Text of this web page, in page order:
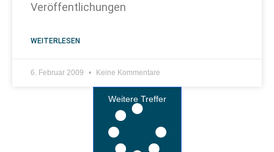
Veröffentlichungen
WEITERLESEN
6. Februar 2009 Keine Kommentare
Weitere Treffer